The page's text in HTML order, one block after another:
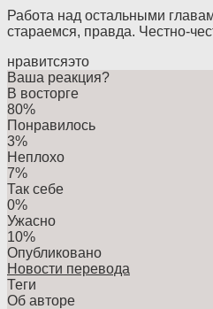
Работа над остальными
стараемся, правда. Честно-
нравитсяэто
Ваша реакция?
В восторге
80%
Понравилось
3%
Неплохо
7%
Так себе
0%
Ужасно
10%
Опубликовано
Новости перевода
Теги
Об авторе